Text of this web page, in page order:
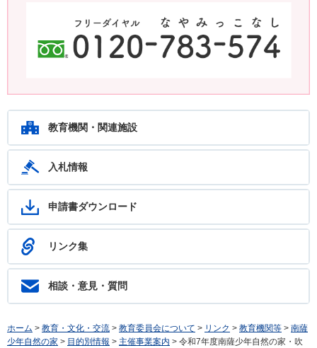
鹿児島教育ホットライン24 24時間いつでもあなたの相談を待ってい
ます。フリーダイヤル：0120-783-574
教育機関・関連施設
入札情報
申請書ダウンロード
リンク集
相談・意見・質問
ホーム > 教育・文化・交流 > 教育委員会について > リンク > 教育機関等 > 南薩
少年自然の家 > 目的別情報 > 主催事業案内 > 令和7年度南薩少年自然の家・吹